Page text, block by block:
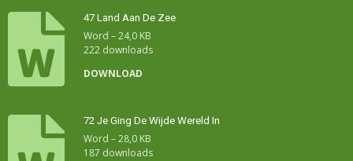
47 Land Aan De Zee
Word – 24,0 KB
222 downloads
DOWNLOAD
72 Je Ging De Wijde Wereld In
Word – 28,0 KB
187 downloads